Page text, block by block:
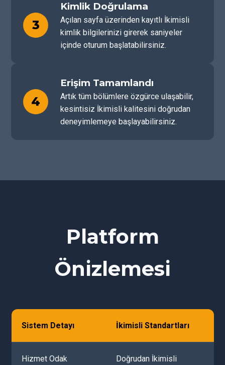
3
Kimlik Doğrulama
Açılan sayfa üzerinden kayıtlı İkimisli
kimlik bilgilerinizi girerek saniyeler
içinde oturum başlatabilirsiniz.
4
Erişim Tamamlandı
Artık tüm bölümlere özgürce ulaşabilir,
kesintisiz İkimisli kalitesini doğrudan
deneyimlemeye başlayabilirsiniz.
Platform
Önizlemesi
Sistem Detayı İkimisli Standartları
Hizmet Odak
Doğrudan İkimisli